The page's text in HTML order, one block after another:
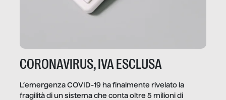
CORONAVIRUS, IVA ESCLUSA
L’emergenza COVID-19 ha finalmente rivelato la
fragilità di un sistema che conta oltre 5 milioni di